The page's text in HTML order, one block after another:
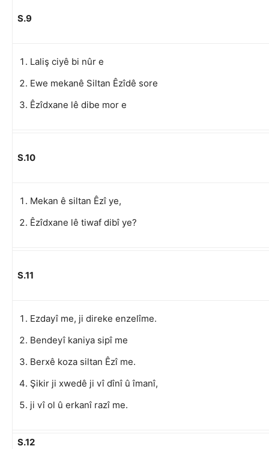
S.9
Laliş ciyê bi nûr e
Ewe mekanê Siltan Êzîdê sore
Êzîdxane lê dibe mor e
S.10
Mekan ê siltan Êzî ye,
Êzîdxane lê tiwaf dibî ye?
S.11
Ezdayî me, ji direke enzelîme.
Bendeyî kaniya sipî me
Berxê koza siltan Êzî me.
Şikir ji xwedê ji vî dînî û îmanî,
ji vî ol û erkanî razî me.
S.12